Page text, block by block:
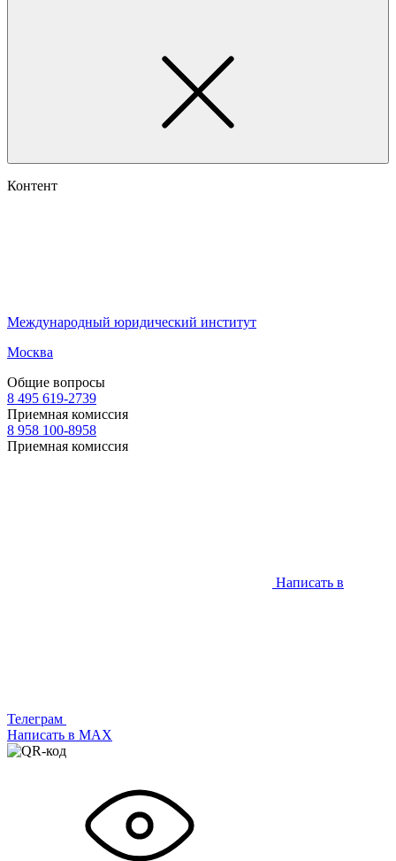
Контент
Международный юридический институт
Москва
Общие вопросы
8 495 619-2739
Приемная комиссия
8 958 100-8958
Приемная комиссия
Написать в
Телеграм
Написать в МАХ